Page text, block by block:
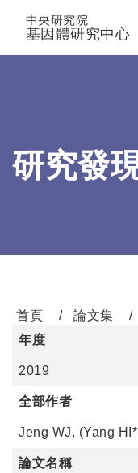
中央研究院
基因體研究中心
研究發
首頁 論文集
年度
2019
全部作者
Jeng WJ, (Yang HI*
論文名稱